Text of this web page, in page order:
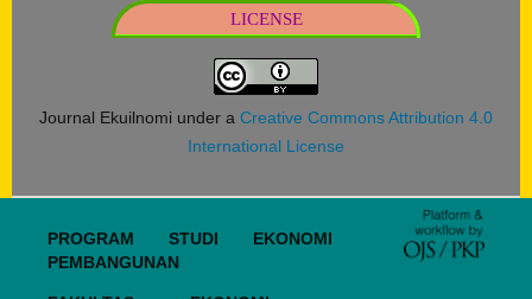
LICENSE
Journal Ekuilnomi under a Creative Commons Attribution 4.0
International License
PROGRAM STUDI EKONOMI
PEMBANGUNAN